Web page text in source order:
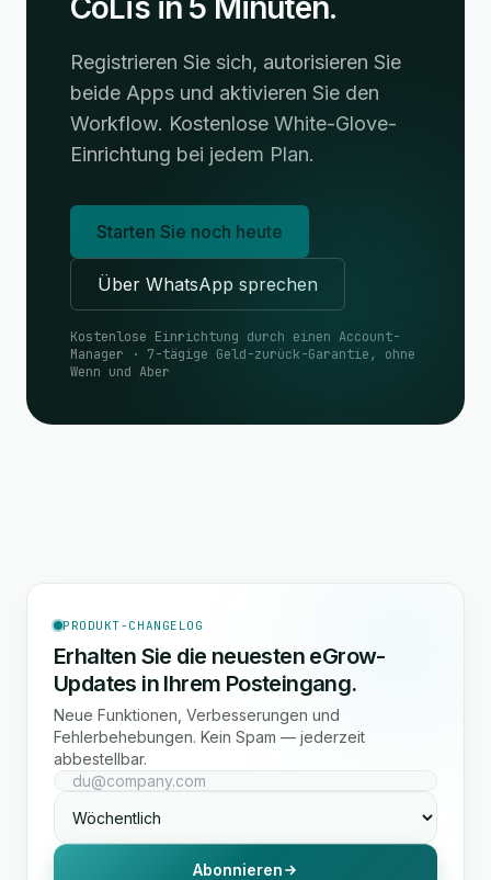
CoLis in 5 Minuten.
Registrieren Sie sich, autorisieren Sie
beide Apps und aktivieren Sie den
Workflow. Kostenlose White-Glove-
Einrichtung bei jedem Plan.
Starten Sie noch heute
Über WhatsApp sprechen
Kostenlose Einrichtung durch einen Account-
Manager · 7-tägige Geld-zurück-Garantie, ohne
Wenn und Aber
PRODUKT-CHANGELOG
Erhalten Sie die neuesten eGrow-
Updates in Ihrem Posteingang.
Neue Funktionen, Verbesserungen und
Fehlerbehebungen. Kein Spam — jederzeit
abbestellbar.
Abonnieren